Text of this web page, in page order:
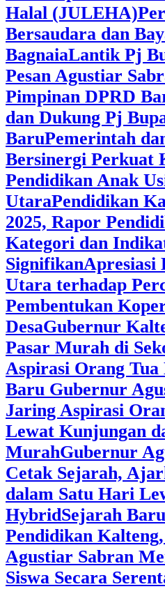
Halal (JULEHA)
Bersaudara dan
BagnaiaLantik Pj
Pesan Agustiar
Pimpinan DPRD
dan Dukung Pj
BaruPemerintah
Bersinergi Perkuat
Pendidikan Anak
Utara‎Pendidikan
2025, Rapor
Kategori dan
SignifikanApresiasi
Utara terhadap
Pembentukan
Desa‎Gubernur
Pasar Murah di
Aspirasi Orang
Baru Gubernur
Jaring Aspirasi
Lewat Kunjungan
MurahGubernur
Cetak Sejarah,
dalam Satu Hari
HybridSejarah
Pendidikan
Agustiar Sabran
Siswa Secara